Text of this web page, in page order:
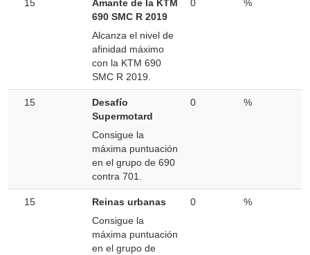
15
Amante de la KTM
690 SMC R 2019
Alcanza el nivel de
afinidad máximo
con la KTM 690
SMC R 2019.
0 %
15
Desafío
Supermotard
Consigue la
máxima puntuación
en el grupo de 690
contra 701.
0 %
15
Reinas urbanas
Consigue la
máxima puntuación
en el grupo de
0 %